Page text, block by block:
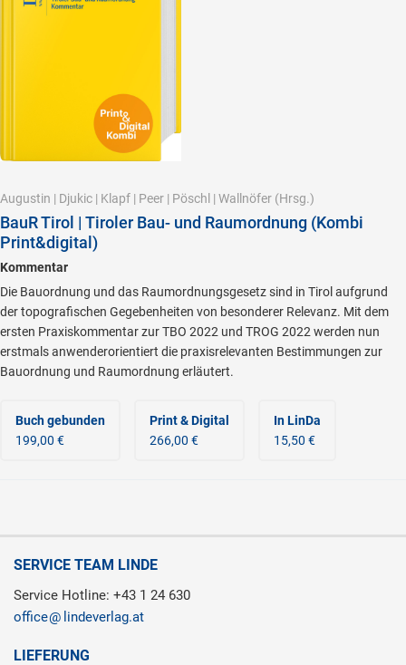
Augustin | Djukic | Klapf | Peer | Pöschl | Wallnöfer (Hrsg.)
BauR Tirol | Tiroler Bau- und Raumordnung (Kombi
Print&digital)
Kommentar
Die Bauordnung und das Raumordnungsgesetz sind in Tirol aufgrund
der topografischen Gegebenheiten von besonderer Relevanz. Mit dem
ersten Praxiskommentar zur TBO 2022 und TROG 2022 werden nun
erstmals anwenderorientiert die praxisrelevanten Bestimmungen zur
Bauordnung und Raumordnung erläutert.
Buch gebunden
199,00 €
Print & Digital
266,00 €
In LinDa
15,50 €
SERVICE TEAM LINDE
Service Hotline: +43 1 24 630
office
lindeverlag.at
LIEFERUNG